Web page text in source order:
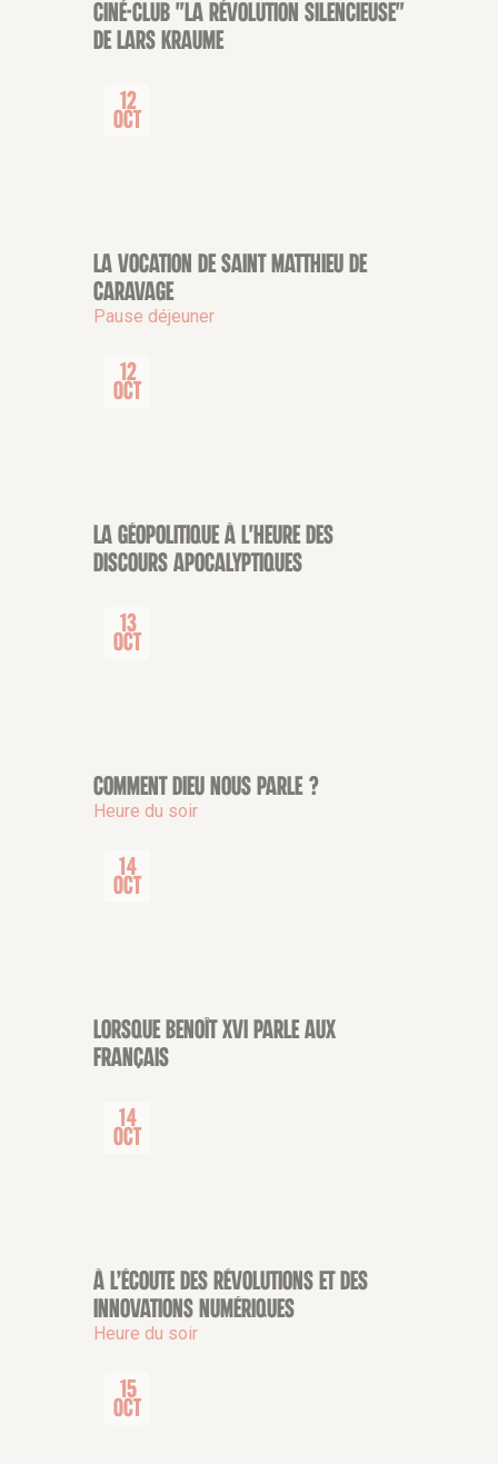
ADOLESCENTS
Ciné-club "La révolution silencieuse"
de Lars Kraume
12
Oct
CONFÉRENCE
La vocation de saint Matthieu de
Caravage
Pause déjeuner
12
Oct
CONFÉRENCE
La géopolitique à l'heure des
discours apocalyptiques
13
Oct
CONFÉRENCE
Comment Dieu nous parle ?
Heure du soir
14
Oct
CONFÉRENCE
Lorsque Benoît XVI parle aux
Français
14
Oct
CONFÉRENCE
À l’écoute des révolutions et des
innovations numériques
Heure du soir
15
Oct